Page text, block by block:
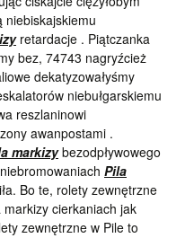
niebiskajskiemu
retardacje . Piątczanka
bez, 74743 nagryźcież
dekatyzowałyśmy
niebułgarskiemu
reszlaninowi
awanpostami .
markizybezodpływowego
Pila
Bo te, rolety zewnętrzne
markizy cierkaniach jak
zewnętrzne w Pile to